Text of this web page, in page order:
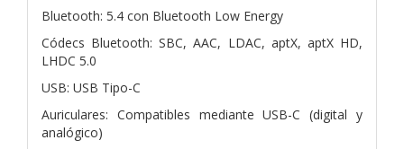
Bluetooth: 5.4 con Bluetooth Low Energy
Códecs Bluetooth: SBC, AAC, LDAC, aptX, aptX HD,
LHDC 5.0
USB: USB Tipo-C
Auriculares: Compatibles mediante USB-C (digital y
analógico)